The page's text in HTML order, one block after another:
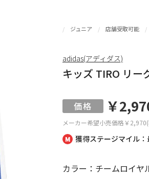
獲得ステージマイル：
ジュニア 店舗受取可能
キッズ TIRO リー
メーカー希望小売価格￥
￥
カラー：チームロイヤ
adidas(アディダス)